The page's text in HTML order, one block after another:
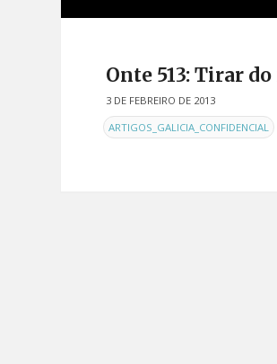
Onte 513: Tirar
3 DE FEBREIRO DE 2013
ENARTIGOS_GALICIA_CONFIDENCIAL